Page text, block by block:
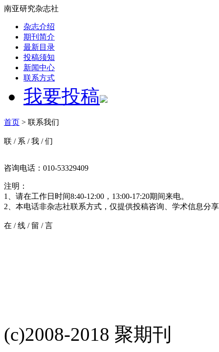
南亚研究杂志社
杂志介绍
期刊简介
最新目录
投稿须知
新闻中心
联系方式
我要投稿
首页 > 联系我们
联 / 系 /我 /们
咨询电话：010-53329409
注明：
1、请在工作日时间8:40-12:00，13:00-17:20期间来电。
2、本电话非杂志社联系方式，仅提供投稿咨询、学术信息分
在 /线 / 留 /言
(c)2008-2018 聚期刊